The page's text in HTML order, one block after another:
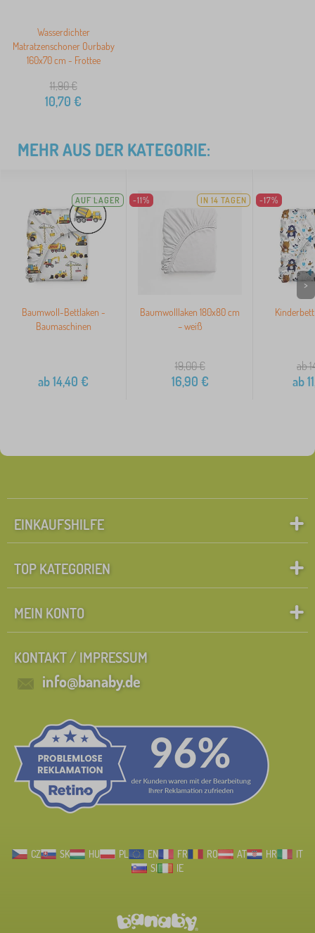
Wasserdichter
Matratzenschoner Ourbaby
160x70 cm - Frottee
11,90€
10,70 €
MEHR AUS DER KATEGORIE:
AUF LAGER
Baumwoll-Bettlaken -
Baumaschinen
ab14,40 €
-11% IN 14 TAGEN
Baumwolllaken 180x80 cm
– weiß
19,00€
16,90 €
-17%
ab
ab
>
EINKAUFSHILFE
TOP KATEGORIEN
MEIN KONTO
KONTAKT / IMPRESSUM
info@banaby.de
CZ SK HU PL EN FR RO AT HR
IT
SI
IE